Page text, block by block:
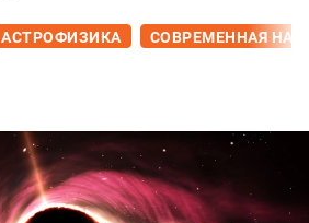
АСТРОФИЗИКА СОВРЕМЕННАЯ